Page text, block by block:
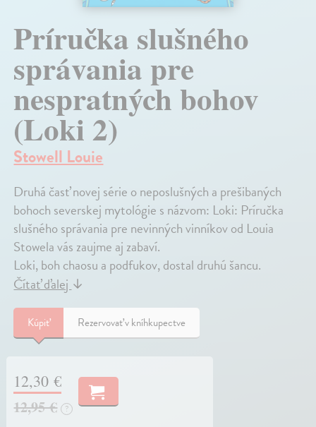
Príručka slušného
správania pre
nespratných bohov
(Loki 2)
Stowell Louie
Druhá časť novej série o neposlušných a prešibaných
bohoch severskej mytológie s názvom: Loki: Príručka
slušného správania pre nevinných vinníkov od Louia
Stowela vás zaujme aj zabaví.
Loki, boh chaosu a podfukov, dostal druhú šancu.
Čítať ďalej↓
Kúpiť Rezervovať v kníhkupectve
12,30 €
12,95 €
?